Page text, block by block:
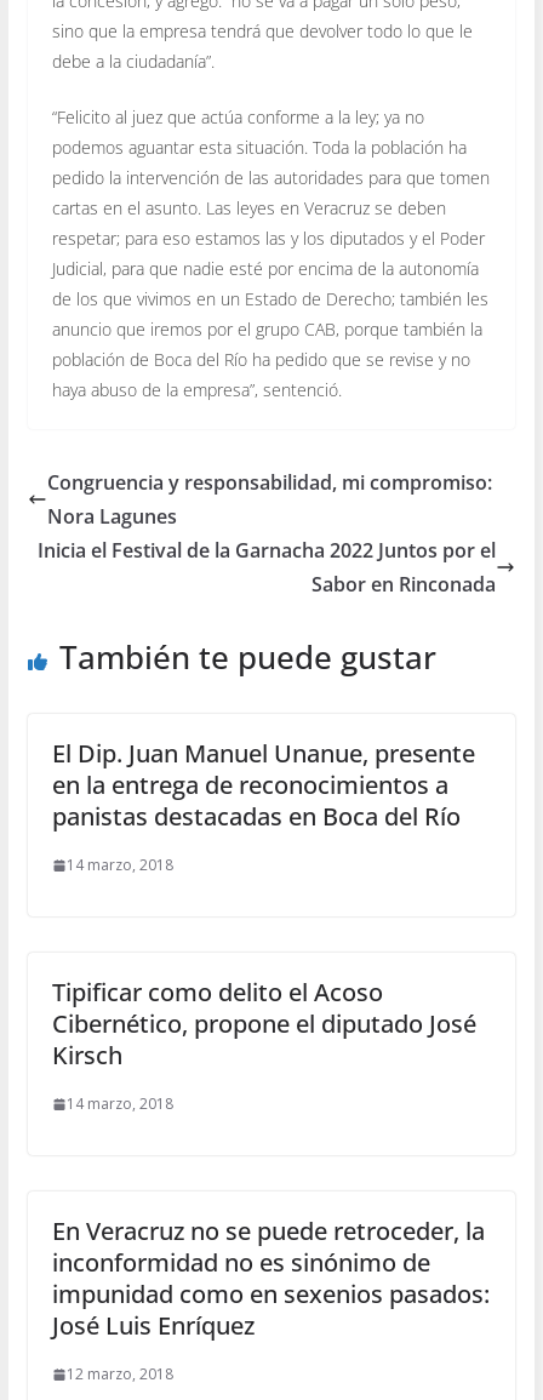
sino que la empresa tendrá que devolver todo lo que le
debe a la ciudadanía”.
“Felicito al juez que actúa conforme a la ley; ya no
podemos aguantar esta situación. Toda la población ha
pedido la intervención de las autoridades para que tomen
cartas en el asunto. Las leyes en Veracruz se deben
respetar; para eso estamos las y los diputados y el Poder
Judicial, para que nadie esté por encima de la autonomía
de los que vivimos en un Estado de Derecho; también les
anuncio que iremos por el grupo CAB, porque también la
población de Boca del Río ha pedido que se revise y no
haya abuso de la empresa”, sentenció.
Congruencia y responsabilidad, mi compromiso:
Nora Lagunes
Inicia el Festival de la Garnacha 2022 Juntos por el
Sabor en Rinconada
También te puede gustar
El Dip. Juan Manuel Unanue, presente
en la entrega de reconocimientos a
panistas destacadas en Boca del Río
14 marzo, 2018
Tipificar como delito el Acoso
Cibernético, propone el diputado José
Kirsch
14 marzo, 2018
En Veracruz no se puede retroceder, la
inconformidad no es sinónimo de
impunidad como en sexenios pasados:
José Luis Enríquez
12 marzo, 2018